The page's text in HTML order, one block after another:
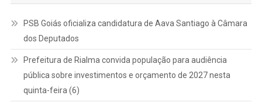
PSB Goiás oficializa candidatura de Aava Santiago à Câmara
dos Deputados
Prefeitura de Rialma convida população para audiência
pública sobre investimentos e orçamento de 2027 nesta
quinta-feira (6)